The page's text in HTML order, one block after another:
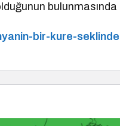
bulunmasında
bir-kure-